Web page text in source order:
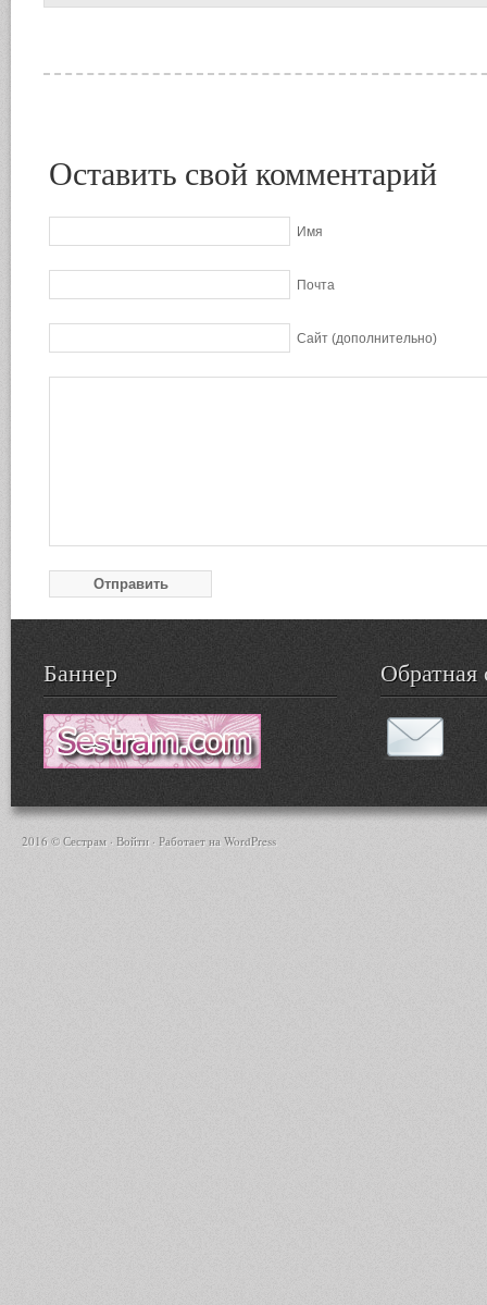
Оставить свой комментарий
Имя
Почта
Сайт (дополнительно)
Баннер Обратная
2016 © Сестрам · Войти · Работает на WordPress